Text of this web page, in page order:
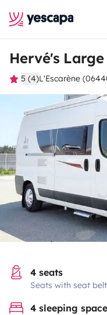
Hervé's
5 (4)L'Escarène
4 seats
Seats with seat
4 sleeping